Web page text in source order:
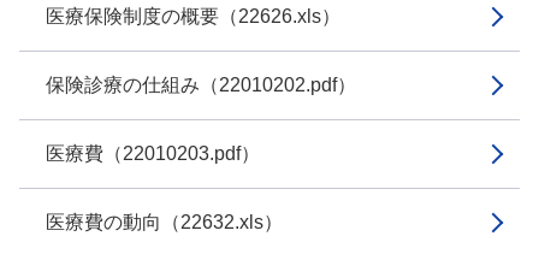
医療保険制度の概要（22626.xls）
保険診療の仕組み（22010202.pdf）
医療費（22010203.pdf）
医療費の動向（22632.xls）